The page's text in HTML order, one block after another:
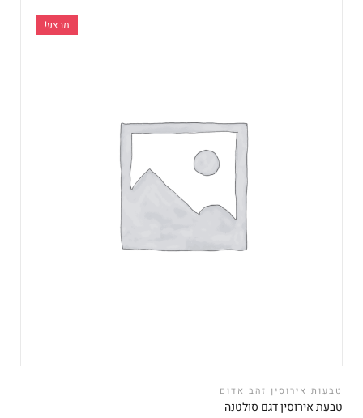
מבצע!
טבעות אירוסין זהב אדום
טבעת אירוסין דגם סולטנה